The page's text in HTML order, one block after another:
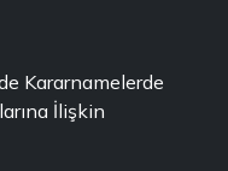
Kararnamelerde
İlişkin